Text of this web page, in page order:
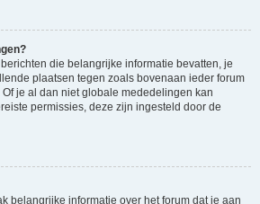
die belangrijke informatie bevatten, je
plaatsen tegen zoals bovenaan ieder forum
je al dan niet globale mededelingen kan
permissies, deze zijn ingesteld door de
belangrijke informatie over het forum dat je aan